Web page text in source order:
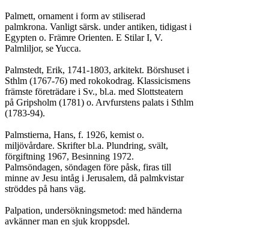
Palmett, ornament i form av stiliserad
palmkrona. Vanligt särsk. under antiken, tidigast i
Egypten o. Främre Orienten. E Stilar I, V.
Palmliljor, se Yucca.
Palmstedt, Erik, 1741-1803, arkitekt. Börshuset i
Sthlm (1767-76) med rokokodrag. Klassicismens
främste företrädare i Sv., bl.a. med Slottsteatern
på Gripsholm (1781) o. Arvfurstens palats i Sthlm
(1783-94).
Palmstierna, Hans, f. 1926, kemist o.
miljövårdare. Skrifter bl.a. Plundring, svält,
förgiftning 1967, Besinning 1972.
Palmsöndagen, söndagen före påsk, firas till
minne av Jesu intåg i Jerusalem, då palmkvistar
ströddes på hans väg.
Palpation, undersökningsmetod: med händerna
avkänner man en sjuk kroppsdel.